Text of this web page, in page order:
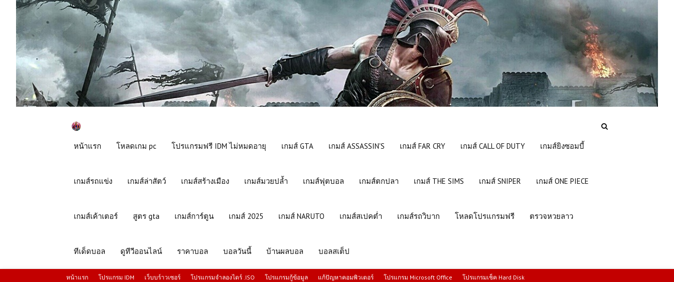
หน้าแรก โหลดเกม pc โปรแกรมฟรี IDM ไม่หมดอายุ เกมส์ GTA เกมส์ ASSASSIN'S เกมส์ FAR CRY เกมส์ CALL OF DUTY เกมส์ยิงซอมบี้
เกมส์รถแข่ง เกมส์ล่าสัตว์ เกมส์สร้างเมือง เกมส์มวยปล้ำ เกมส์ฟุตบอล เกมส์ตกปลา เกมส์ THE SIMS เกมส์ SNIPER เกมส์ ONE PIECE
เกมส์เค้าเตอร์ สูตร gta เกมส์การ์ตูน เกมส์ 2025 เกมส์ NARUTO เกมส์สเปคต่ำ เกมส์รถวิบาก โหลดโปรแกรมฟรี ตรวจหวยลาว
ทีเด็ดบอล ดูทีวีออนไลน์ ราคาบอล บอลวันนี้ บ้านผลบอล บอลสเต็ป
หน้าแรก โปรแกรม IDM เว็บบร์าวเซอร์ โปรแกรมจำลองไดร์ .ISO โปรแกรมกู้ข้อมูล แก้ปัญหาคอมพิวเตอร์ โปรแกรม Microsoft Office โปรแกรมเช็ค Hard Disk